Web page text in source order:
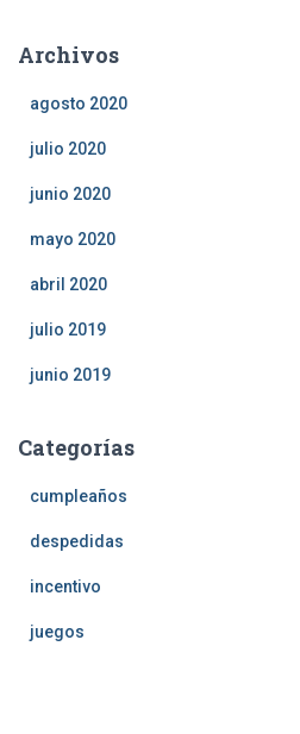
Archivos
agosto 2020
julio 2020
junio 2020
mayo 2020
abril 2020
julio 2019
junio 2019
Categorías
cumpleaños
despedidas
incentivo
juegos